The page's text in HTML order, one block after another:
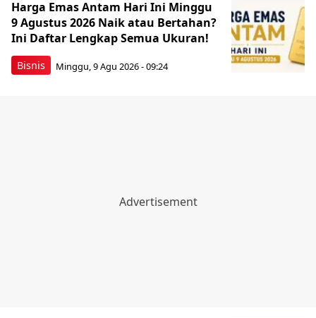
Bisnis
Harga Emas Antam Hari Ini Minggu
9 Agustus 2026 Naik atau Bertahan?
Ini Daftar Lengkap Semua Ukuran!
Minggu, 9 Agu 2026 - 09:24